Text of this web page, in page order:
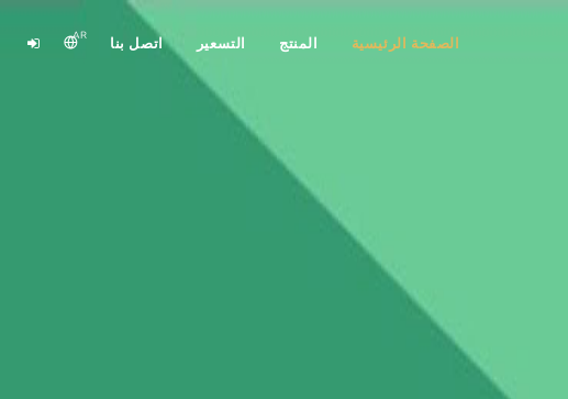
AR الصفحة الرئيسية المنتج التسعير اتصل بنا